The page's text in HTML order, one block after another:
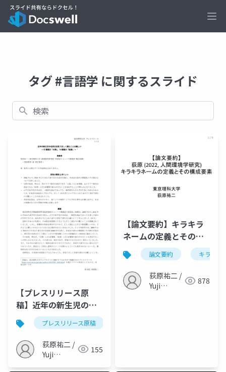
タグ #言語学 に関するスライド
検索
【プレスリリース原
稿】近年の新生児の名
前を初見で正しく読む
ことは難しい ～18種類
の「大翔」、14種類の
「結愛」～（Ogihara,
2021, HSSC）
プレスリリース原稿
荻原祐二 /
Yuji
155
【論文要約】キラキラ
ネームの定義とその構
成要素（荻原, 2022, 人
間環境学研究）
論文要約 キラキラ
荻原祐二 /
Yuji
878